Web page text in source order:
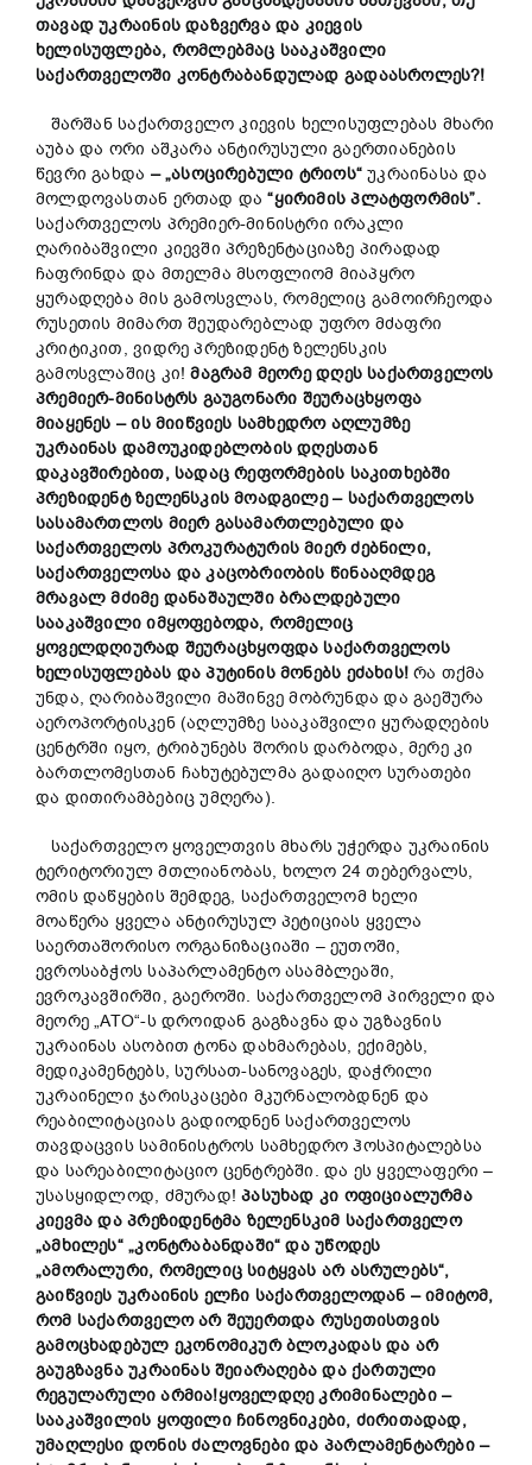
თავადუკრაინისდაზვერვადა კიევის
ხელისუფლება, რომლებმაც სააკაშვილი
საქართველოში კონტრაბანდულად გადაასროლეს?!
შარშან საქართველო კიევის ხელისუფლებას მხარი
აუბა და ორი აშკარა ანტირუსული გაერთიანების
წევრი გახდა –„ასოცირებული ტრიოს“უკრაინასა და
მოლდოვასთან ერთად და“ყირიმისპლატფორმის”.
საქართველოს პრემიერ-მინისტრი ირაკლი
ღარიბაშვილი კიევში პრეზენტაციაზე პირადად
ჩაფრინდა და მთელმა მსოფლიომ მიაპყრო
ყურადღება მის გამოსვლას, რომელიც გამოირჩეოდა
რუსეთის მიმართ შეუდარებლად უფრო მძაფრი
კრიტიკით, ვიდრე პრეზიდენტ ზელენსკის
გამოსვლაშიც კი!მაგრამ მეორედღესსაქართველოს
პრემიერ-მინისტრს გაუგონარი შეურაცხყოფა
მიაყენეს –ის მიიწვიეს სამხედრო აღლუმზე
უკრაინას დამოუკიდებლობისდღესთან
დაკავშირებით, სადაცრეფორმების საკითხებში
პრეზიდენტ ზელენსკისმოადგილე– საქართველოს
სასამართლოს მიერ გასამართლებული და
საქართველოს პროკურატურის მიერ ძებნილი,
საქართველოსა დაკაცობრიობის წინააღმდეგ
მრავალმძიმე დანაშაულშიბრალდებული
სააკაშვილიიმყოფებოდა, რომელიც
ყოველდღიურად შეურაცხყოფდასაქართველოს
ხელისუფლებას დაპუტინისმონებს ეძახის! რა თქმა
უნდა, ღარიბაშვილი მაშინვე მობრუნდა და გაეშურა
აეროპორტისკენ (აღლუმზე სააკაშვილი ყურადღების
ცენტრში იყო, ტრიბუნებს შორის დარბოდა, მერე კი
ბართლომესთან ჩახუტებულმა გადაიღო სურათები
და დითირამბებიც უმღერა).
საქართველო ყოველთვის მხარს უჭერდა უკრაინის
ტერიტორიულ მთლიანობას, ხოლო 24 თებერვალს,
ომის დაწყების შემდეგ, საქართველომ ხელი
მოაწერა ყველა ანტირუსულ პეტიციას ყველა
საერთაშორისო ორგანიზაციაში – ეუთოში,
ევროსაბჭოს საპარლამენტო ასამბლეაში,
ევროკავშირში, გაეროში. საქართველომ პირველი და
მეორე „ATO“-ს დროიდან გაგზავნა და უგზავნის
უკრაინას ასობით ტონა დახმარებას, ექიმებს,
მედიკამენტებს, სურსათ-სანოვაგეს, დაჭრილი
უკრაინელი ჯარისკაცები მკურნალობდნენ და
რეაბილიტაციას გადიოდნენ საქართველოს
თავდაცვის სამინისტროს სამხედრო ჰოსპიტალებსა
და სარეაბილიტაციო ცენტრებში. და ეს ყველაფერი –
უსასყიდლოდ, ძმურად!პასუხად კი ოფიციალურმა
კიევმადაპრეზიდენტმა ზელენსკიმ საქართველო
„ამხილეს“ „კონტრაბანდაში“დაუწოდეს
„ამორალური, რომელიცსიტყვას არ ასრულებს“,
გაიწვიეს უკრაინის ელჩი საქართველოდან –იმიტომ,
რომ საქართველოარ შეუერთდა რუსეთისთვის
გამოცხადებულ ეკონომიკურბლოკადას და არ
გაუგზავნა უკრაინას შეიარაღებადა ქართული
რეგულარულიარმია!ყოველდღეკრიმინალები –
სააკაშვილის ყოფილი ჩინოვნიკები, ძირითადად,
უმაღლესი დონის ძალოვნებიდა პარლამენტარები –